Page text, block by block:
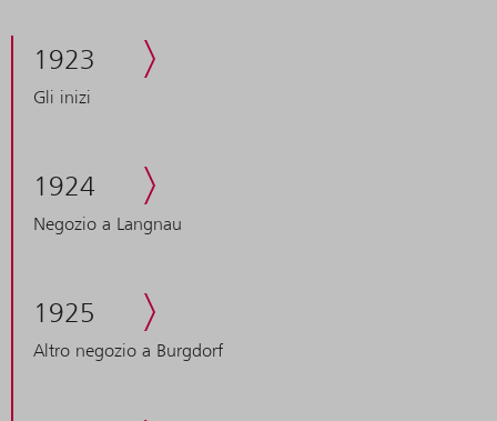
1923
Gli inizi
1924
Negozio a Langnau
1925
Altro negozio a Burgdorf